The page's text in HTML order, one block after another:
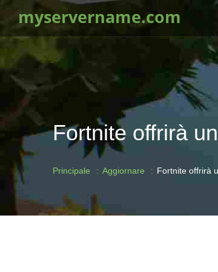
myservername.com
Fortnite offrirà
Principale Aggiornare Fortnite offrirà